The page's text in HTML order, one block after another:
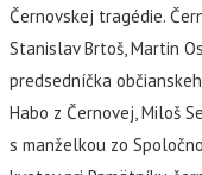
Černovskej tragédie.
Stanislav Brtoš, Martin
predsedníčka
Habo z Černovej, Miloš
s manželkou zo